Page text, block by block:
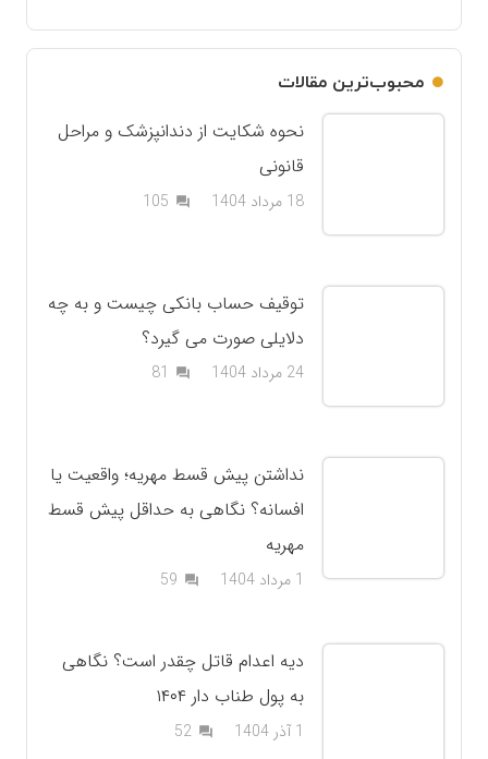
محبوب‌ترین مقالات
نحوه شکایت از دندانپزشک و مراحل
قانونی
18 مرداد 1404 question_answer
105دیدگاه
توقیف حساب بانکی چیست و به چه
دلایلی صورت می گیرد؟
24 مرداد 1404 question_answer
81دیدگاه
نداشتن پیش قسط مهریه؛ واقعیت یا
افسانه؟ نگاهی به حداقل پیش قسط
مهریه
1 مرداد 1404 question_answer
59دیدگاه
دیه اعدام قاتل چقدر است؟ نگاهی
به پول طناب دار ۱۴۰۴
1 آذر 1404 question_answer
52دیدگاه